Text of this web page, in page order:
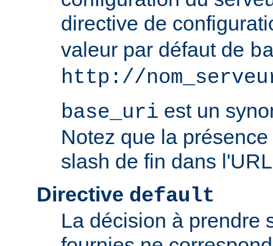
directive de
valeur par défaut de
http://
base_uri est un
Notez que la
slash de fin dans
Directive default
La décision à prendre